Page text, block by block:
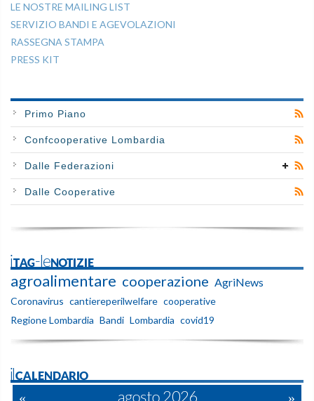
LE NOSTRE MAILING LIST
SERVIZIO BANDI E AGEVOLAZIONI
RASSEGNA STAMPA
PRESS KIT
Primo Piano
Confcooperative Lombardia
Dalle Federazioni
Dalle Cooperative
iTAG-leNOTIZIE
agroalimentare cooperazione AgriNews
Coronavirus cantiereperilwelfare cooperative
Regione Lombardia Bandi Lombardia covid19
ilCALENDARIO
« agosto 2026 »